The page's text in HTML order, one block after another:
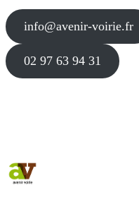
info@avenir-voirie.fr
02 97 63 94 31